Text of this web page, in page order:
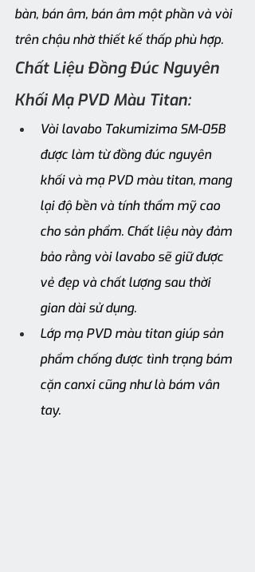
bàn, bán âm, bán âm một phần và vòi
trên chậu nhờ thiết kế thấp phù hợp.
Chất Liệu Đồng Đúc Nguyên
Khối Mạ PVD Màu Titan:
Vòi lavabo Takumizima SM-05B
được làm từ đồng đúc nguyên
khối và mạ PVD màu titan, mang
lại độ bền và tính thẩm mỹ cao
cho sản phẩm. Chất liệu này đảm
bảo rằng vòi lavabo sẽ giữ được
vẻ đẹp và chất lượng sau thời
gian dài sử dụng.
Lớp mạ PVD màu titan giúp sản
phẩm chống được tình trạng bám
cặn canxi cũng như là bám vân
tay.